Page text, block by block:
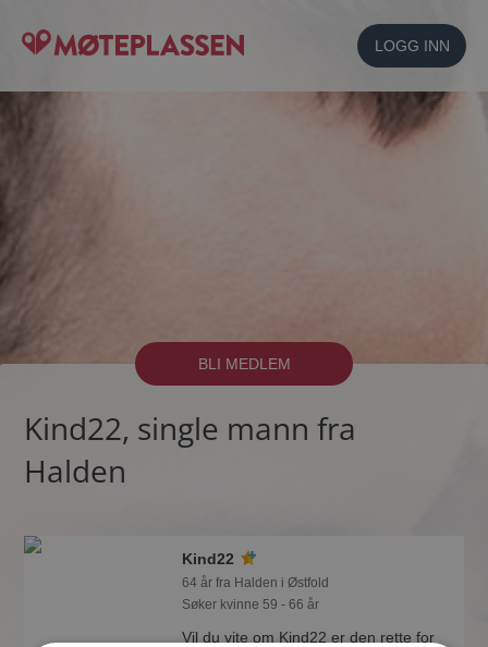
LOGG INN
BLI MEDLEM
Kind22, single mann fra
Halden
Kind22
64 år fra Halden i Østfold
Søker kvinne 59 - 66 år
Vil du vite om Kind22 er den rette for